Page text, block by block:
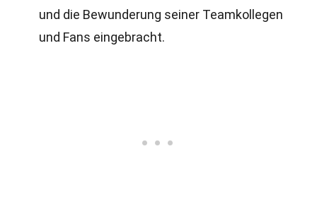
und die Bewunderung seiner Teamkollegen
und Fans eingebracht.